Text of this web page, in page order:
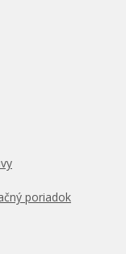
poriadok